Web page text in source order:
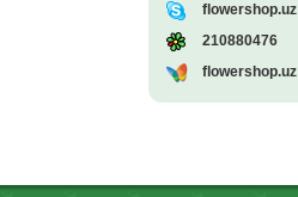
flowershop.uz
210880476
flowershop.uz